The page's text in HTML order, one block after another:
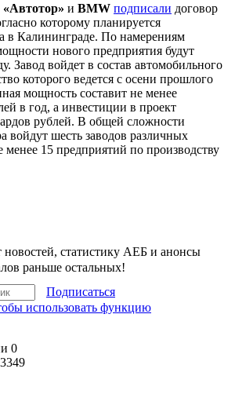
«Автотор» и BMW подписали договор
которому планируется
в Калининграде. По намерениям
нового предприятия будут
Завод войдет в состав автомобильного
которого ведется с осени прошлого
мощность составит не менее
в год, а инвестиции в проект
рублей. В общей сложности
войдут шесть заводов различных
менее 15 предприятий по производству
новостей, статистику АЕБ и анонсы
раньше остальных!
Подписаться
0
3349